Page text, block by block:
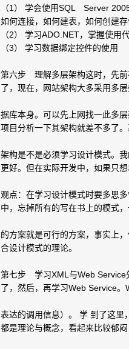
（1） 学会使用SQL Server
如何连接，如何建表，如何创建
（2） 学习ADO.NET，掌握使
（3） 学习数据绑定控件的使用
第六步 理解多层架构这时，先前
了，现在，网站架构大多采用多
据库本身。可以先上网找一此多
项目分析一下其架构就差不多了
架构是不是必须学习设计模式。
更好。但在实际开发中，如果只
观点：在学习设计模式时要多思
中，忘掉所有的写在书上的模式
的方案就是可行的方案，事实上
合设计模式的理论。
第七步 学习XML与Web Service
了，然后，再学习Web Service
表达的调用信息）。 学 到了这里
都是理论与概念，看起来比较郁